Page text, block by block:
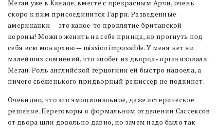
Меган уже в Канаде, вместе с прекрасным Арчи, очень
скоро к ним присоединится Гарри. Разведенные
американки — это какое-то проклятие британской
короны! Можно женить на себе принца, но прогнуть под
себя всю монархию — mission impossible. У меня нет ни
малейших сомнений, что «побег из дворца» организовала
Меган. Роль английской герцогини ей быстро надоела, а
ничего свеженького придворный режиссер не подкинет.
Очевидно, что это эмоциональное, даже истерическое
решение. Переговоры о формальном отделении Сассексов
от двора шли довольно давно, но зачем надо было так